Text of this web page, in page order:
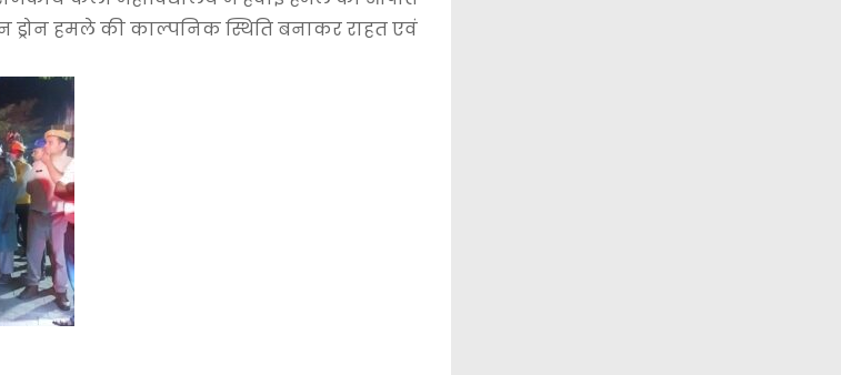
ड्रोन हमले की काल्पनिक स्थिति बनाकर राहत एवं